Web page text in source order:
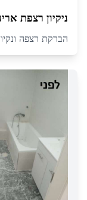
ניקיון רצפת
הברקת רצפה